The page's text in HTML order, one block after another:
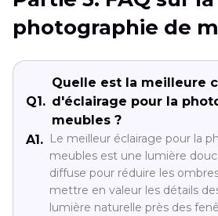
photographie de
Q1.
Quelle est la meilleure
d'éclairage pour la
meubles ?
A1. Le meilleur éclairage pour la
meubles est une lumière
diffuse pour réduire les
mettre en valeur les détails
lumière naturelle près des